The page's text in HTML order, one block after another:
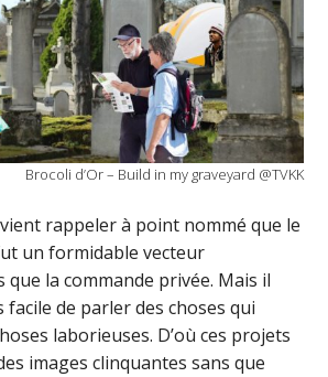
Brocoli d’Or – Build in my graveyard @TVKK
rappeler à point nommé que le
un formidable vecteur
que la commande privée. Mais il
facile de parler des choses qui
laborieuses. D’où ces projets
images clinquantes sans que